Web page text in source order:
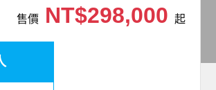
售價NT$298,000 起